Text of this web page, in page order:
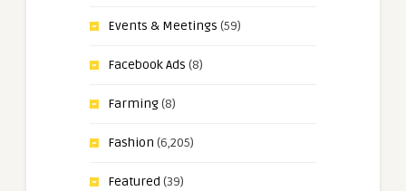
Events & Meetings (59)
Facebook Ads (8)
Farming(8)
Fashion (6,205)
Featured (39)